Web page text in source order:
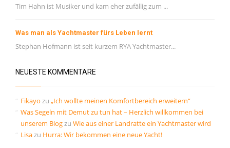
Tim Hahn ist Musiker und kam eher zufällig zum ...
Was man als Yachtmaster fürs Leben lernt
Stephan Hofmann ist seit kurzem RYA Yachtmaster...
NEUESTE KOMMENTARE
Fikayo zu „Ich wollte meinen Komfortbereich erweitern“
Was Segeln mit Demut zu tun hat – Herzlich willkommen bei
unserem Blogzu Wie aus einer Landratte ein Yachtmaster wird
Lisazu Hurra: Wir bekommen eine neue Yacht!